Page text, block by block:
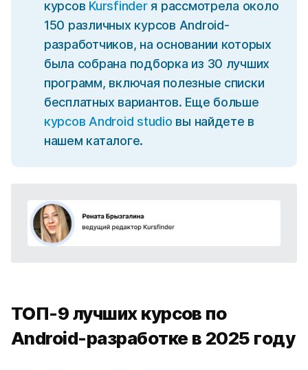
курсов Kursfinderя рассмотрела около
150 различных курсов Android-
разработчиков, на основании которых
была собрана подборка из 30 лучших
программ, включая полезные списки
бесплатных вариантов. Еще больше
курсов Android studio вы найдете в
нашем каталоге.
ТОП-9 лучших курсов по
Android-разработке в 2025 году